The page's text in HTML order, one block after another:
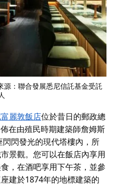
源：聯合發展悉尼信託基金受託
麗敦飯店位於昔日的郵政總
在由殖民時期建築師詹姆斯
閃閃發光的現代塔樓內，所
景觀。您可以在飯店內享用
，在酒吧享用下午茶，並參
建於1874年的地標建築的